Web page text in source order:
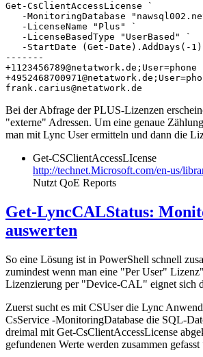
Get-CsClientAccessLicense `
-MonitoringDatabase
   -LicenseName "Plus" `
   -LicenseBasedType "UserBased" `
-StartDate (Get-Date).AddDays(-
-------
+1123456789@netatwork.de;User=phone
frank.carius@netatwork.de
Bei der Abfrage der PLUS-Lizenzen
"externe" Adressen. Um eine genaue
man mit Lync User ermitteln und dann die
Get-CSClientAccessLIcense
http://technet.Microsoft.com/en-us/
Nutzt QoE Reports
Get-LyncCALStatus:
auswerten
So eine Lösung ist in PowerShell schnell
zumindest wenn man eine "Per User"
Lizenzierung per "Device-CAL" eignet sich
Zuerst sucht es mit CSUser die Lync
CsService -MonitoringDatabase die SQL-
dreimal mit Get-CsClientAccessLicense
gefundenen Werte werden zusammen